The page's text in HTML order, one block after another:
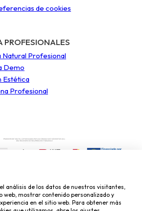
de cookies
PROFESIONALES
Natural Profesional
Demo
Estética
Profesional
análisis de los datos de nuestros visitantes,
web, mostrar contenido personalizado y
en el sitio web. Para obtener más